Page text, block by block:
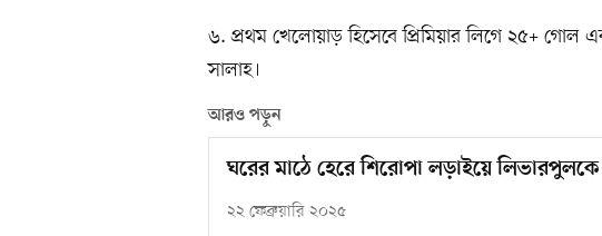
৬. প্রথম খেলোয়াড় হিসেবে প্রিমিয়ার লিগে ২৫‍+ গোল
সালাহ।
আরও পড়ুন
ঘরের মাঠে হেরে শিরোপা লড়াইয়ে
২২ ফেব্রুয়ারি ২০২৫